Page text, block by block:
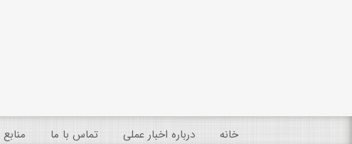
خانه درباره اخبار عملی تماس با ما منابع